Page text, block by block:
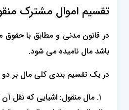
تقسیم اموال مشترک
در قانون مدنی و مطابق با
باشد مال نامیده می شود.
در یک تقسیم بندی کلی مال بر
مال منقول: اشیایی که نقل